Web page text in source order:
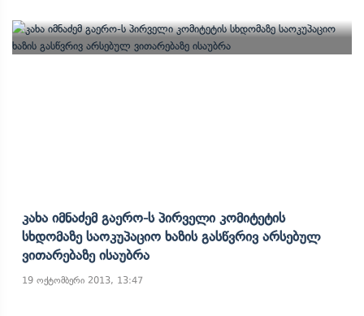
Კახა Იმნაძემ Გაერო-Ს Პირველი Კომიტეტის
Სხდომაზე Საოკუპაციო Ხაზის Გასწვრივ Არსებულ
Ვითარებაზე Ისაუბრა
19 ოქტომბერი 2013, 13:47